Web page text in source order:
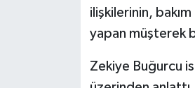
ilişkilerinin,
yapan müşterek
Zekiye Buğurcu